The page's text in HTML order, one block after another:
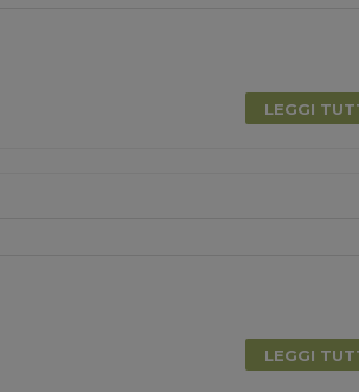
LEGGI
LEGGI